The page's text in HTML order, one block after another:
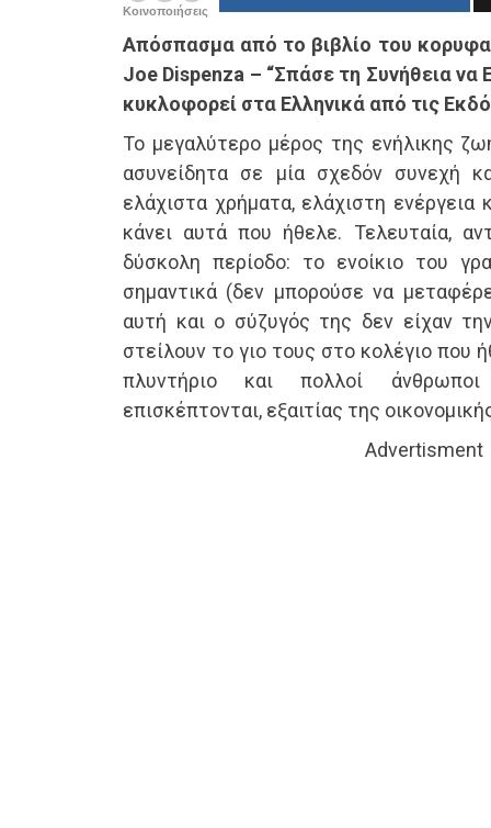
Κοινοποιήσεις
Απόσπασμα από το βιβλίο του
Joe Dispenza – “Σπάσε τη Συνήθεια να
κυκλοφορεί στα Ελληνικά από τις
Το μεγαλύτερο μέρος της ενήλικης
ασυνείδητα σε μία σχεδόν συνεχή
ελάχιστα χρήματα, ελάχιστη ενέργεια
κάνει αυτά που ήθελε. Τελευταία,
δύσκολη περίοδο: το ενοίκιο του
σημαντικά (δεν μπορούσε να
αυτή και ο σύζυγός της δεν είχαν
στείλουν το γιο τους στο κολέγιο που
πλυντήριο και πολλοί
επισκέπτονται, εξαιτίας της
Advertisment